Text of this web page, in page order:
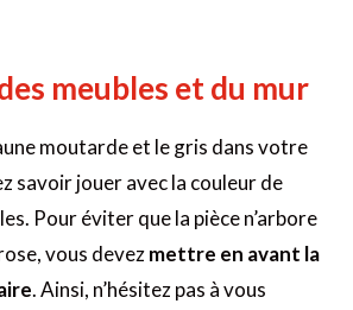
meubles et du mur
moutarde et le gris dans votre
savoir jouer avec la couleur de
Pour éviter que la pièce n’arbore
vous devezmettre en avant la
. Ainsi, n’hésitez pas à vous